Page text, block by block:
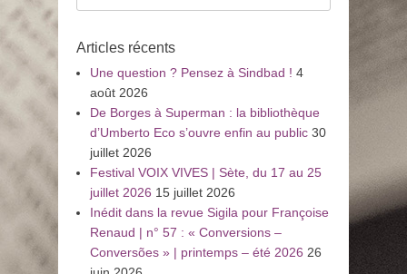
pour
Articles récents
Une question ? Pensez à Sindbad ! 4
août 2026
De Borges à Superman : la bibliothèque
d’Umberto Eco s’ouvre enfin au public 30
juillet 2026
Festival VOIX VIVES | Sète, du 17 au 25
juillet 2026 15 juillet 2026
Inédit dans la revue Sigila pour Françoise
Renaud | n° 57 : « Conversions –
Conversões » | printemps – été 2026 26